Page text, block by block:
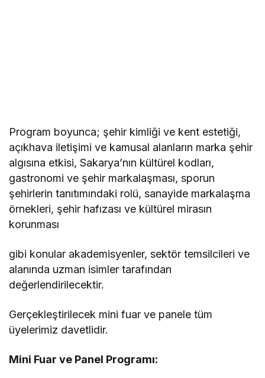
Program boyunca; şehir kimliği ve kent estetiği,
açıkhava iletişimi ve kamusal alanların marka şehir
algısına etkisi, Sakarya’nın kültürel kodları,
gastronomi ve şehir markalaşması, sporun
şehirlerin tanıtımındaki rolü, sanayide markalaşma
örnekleri, şehir hafızası ve kültürel mirasın
korunması
gibi konular akademisyenler, sektör temsilcileri ve
alanında uzman isimler tarafından
değerlendirilecektir.
Gerçekleştirilecek mini fuar ve panele tüm
üyelerimiz davetlidir.
Mini Fuar ve Panel Programı: